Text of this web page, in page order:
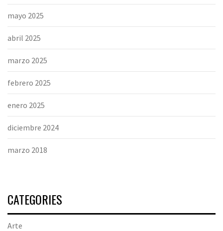
mayo 2025
abril 2025
marzo 2025
febrero 2025
enero 2025
diciembre 2024
marzo 2018
CATEGORIES
Arte